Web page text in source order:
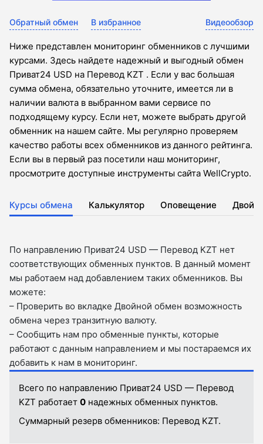
Обратный обмен В избранное Видеообзор
Ниже представлен мониторинг обменников с лучшими
курсами. Здесь найдете надежный и выгодный обмен
Приват24 USD на Перевод KZT . Если у вас большая
сумма обмена, обязательно уточните, имеется ли в
наличии валюта в выбранном вами сервисе по
подходящему курсу. Если нет, можете выбрать другой
обменник на нашем сайте. Мы регулярно проверяем
качество работы всех обменников из данного рейтинга.
Если вы в первый раз посетили наш мониторинг,
просмотрите доступные инструменты сайта WellCrypto.
Курсы обмена Калькулятор Оповещение
По направлению Приват24 USD — Перевод KZT нет
соответствующих обменных пунктов. В данный момент
мы работаем над добавлением таких обменников. Вы
можете:
– Проверить во вкладкe Двойной обмен возможность
обмена через транзитную валюту.
– Сообщить нам про обменные пункты, которые
работают с данным направлением и мы постараемся их
добавить к нам в мониторинг.
Всего по направлению Приват24 USD — Перевод
KZT работает 0 надежных обменных пунктов.
Суммарный резерв обменников: Перевод KZT.